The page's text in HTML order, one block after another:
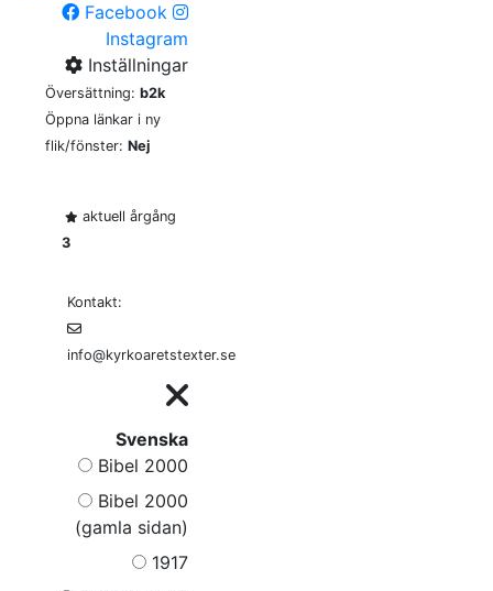
Facebook
Instagram
Inställningar
Översättning: b2k
Öppna länkar i ny
flik/fönster: Nej
aktuell årgång
3
Kontakt:
info@kyrkoaretstexter.se
Svenska
Bibel 2000
Bibel 2000
(gamla sidan)
1917